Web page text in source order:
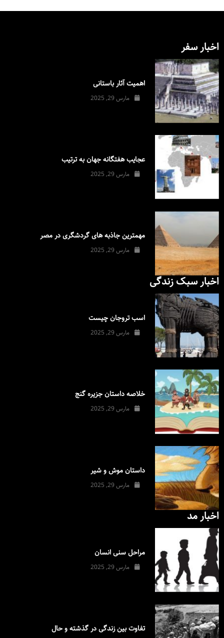
اخبار سفر
اهمیت آثار باستانی
مارس 29, 2025
عجایب هفتگانه جهان به ترتیب
مارس 29, 2025
مهمترین جاذبه های گردشگری در مصر
مارس 29, 2025
اخبار سبک زندگی
اسب تروجان چیست
مارس 29, 2025
خلاصه داستان جزیره گنج
مارس 29, 2025
داستان موش و شیر
مارس 29, 2025
اخبار مد
مراحل سنی انسان
مارس 29, 2025
تفاوت بین زندگی در گذشته و حال